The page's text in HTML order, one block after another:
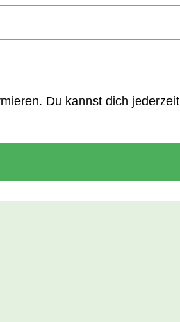
Du kannst dich